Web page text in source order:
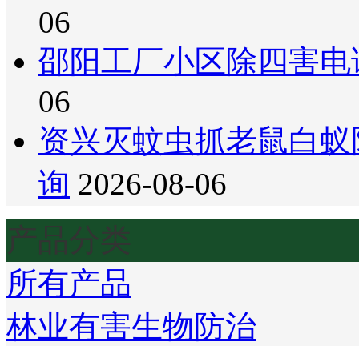
06
邵阳工厂小区除四害
06
资兴灭蚊虫抓老鼠白
询 2026-08-06
产品分类
所有产品
林业有害生物防治